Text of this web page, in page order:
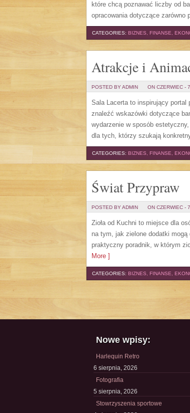
które chcą poznawać liczby od
opracowania dotyczące zarówno
CATEGORIES: BIZNES, FINANSE,
Atrakcje i
POSTED BY ADMIN ON CZERWIEC -
Sala Lacerta to inspirujący
znaleźć wskazówki dotyczące
wydarzenie w sposób
dla tych, którzy szukają
CATEGORIES: BIZNES, FINANSE,
Świat Przypraw
POSTED BY ADMIN ON CZERWIEC -
Zioła od Kuchni to miejsce dla
na tym, jak zielone dodatki mogą
praktyczny poradnik, w którym
More ]
CATEGORIES: BIZNES, FINANSE,
Nowe wpisy:
Harlequin Retro
6 sierpnia, 2026
Fotografia
5 sierpnia, 2026
Stowrzyszenia sportowe